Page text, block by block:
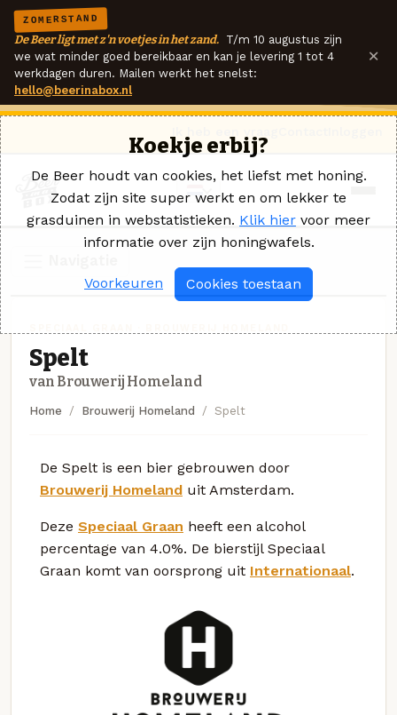
ZOMERSTAND
De Beer ligt met z'n voetjes in het zand. T/m 10 augustus zijn
we wat minder goed bereikbaar en kan je levering 1 tot 4
werkdagen duren. Mailen werkt het snelst:
hello@beerinabox.nl
×
Spelt
van Brouwerij Homeland
Home Brouwerij Homeland Spelt
De Spelt is een bier gebrouwen door
Brouwerij Homeland uit Amsterdam.
Deze Speciaal Graan heeft een alcohol
percentage van 4.0%. De bierstijl Speciaal
Graan komt van oorsprong uit Internationaal.
Koekje erbij?
De Beer houdt van cookies, het liefst met honing.
Zodat zijn site super werkt en om lekker te
grasduinen in webstatistieken. Klik hier voor meer
informatie over zijn honingwafels.
Voorkeuren Cookies toestaan